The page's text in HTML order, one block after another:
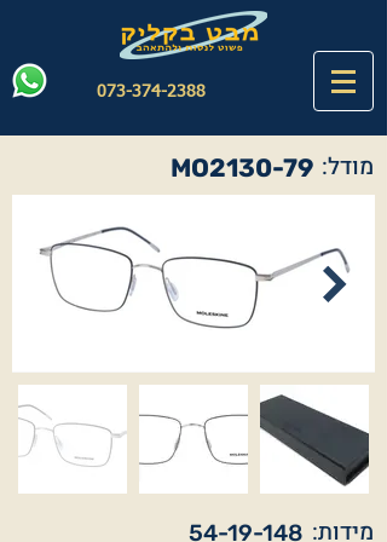
073-374-2388
MO2130-79 מודל:
54-19-148 מידות: